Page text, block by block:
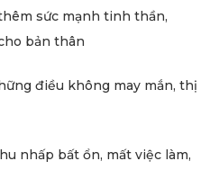
sức mạnh tinh thần,
bản thân
điều không may mắn, thị
nhấp bất ổn, mất việc làm,